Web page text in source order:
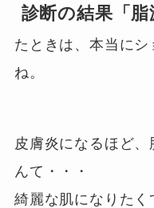
診断の結果「脂
たときは、本当に
ね。
皮膚炎になるほど
んて・・・
綺麗な肌になりた